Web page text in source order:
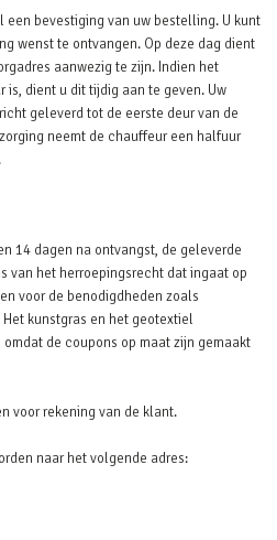
een bevestiging van uw bestelling. U kunt
wenst te ontvangen. Op deze dag dient
aanwezig te zijn. Indien het
is, dient u dit tijdig aan te geven. Uw
geleverd tot de eerste deur van de
neemt de chauffeur een halfuur
14 dagen na ontvangst, de geleverde
van het herroepingsrecht dat ingaat op
voor de benodigdheden zoals
kunstgras en het geotextiel
de coupons op maat zijn gemaakt
voor rekening van de klant.
naar het volgende adres: